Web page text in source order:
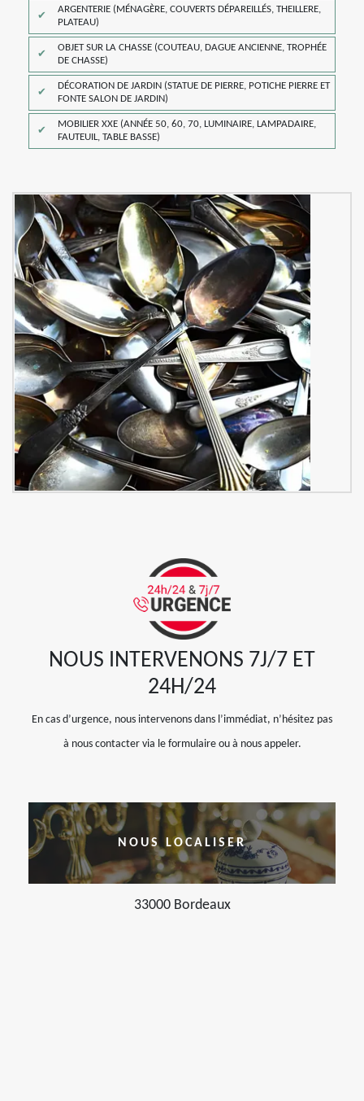
ARGENTERIE (MÉNAGÈRE, COUVERTS DÉPAREILLÉS, THEILLERE,
PLATEAU)
OBJET SUR LA CHASSE (COUTEAU, DAGUE ANCIENNE, TROPHÉE
DE CHASSE)
DÉCORATION DE JARDIN (STATUE DE PIERRE, POTICHE PIERRE ET
FONTE SALON DE JARDIN)
MOBILIER XXE (ANNÉE 50, 60, 70, LUMINAIRE, LAMPADAIRE,
FAUTEUIL, TABLE BASSE)
NOUS INTERVENONS 7J/7 ET
24H/24
En cas d’urgence, nous intervenons dans l’immédiat, n’hésitez pas
à nous contacter via le formulaire ou à nous appeler.
NOUS LOCALISER
33000 Bordeaux